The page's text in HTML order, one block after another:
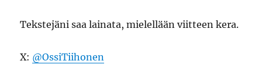
Tekstejäni saa lainata, mielellään viitteen kera.
X: @OssiTiihonen